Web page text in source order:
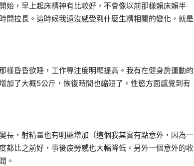
始，早上起床精神有比較好，不會像以前那樣賴床賴半
間拉長。這時候我還沒感受到什麼生精相關的變化，就是
樣昏昏欲睡，工作專注度明顯提高。我有在健身房運動的
加了大概5公斤，恢復時間也縮短了。性慾方面感覺到有
長，射精量也有明顯增加（這個我其實有點意外，因為一
都比之前好，事後疲勞感也大幅降低。另外一個意外的收
。